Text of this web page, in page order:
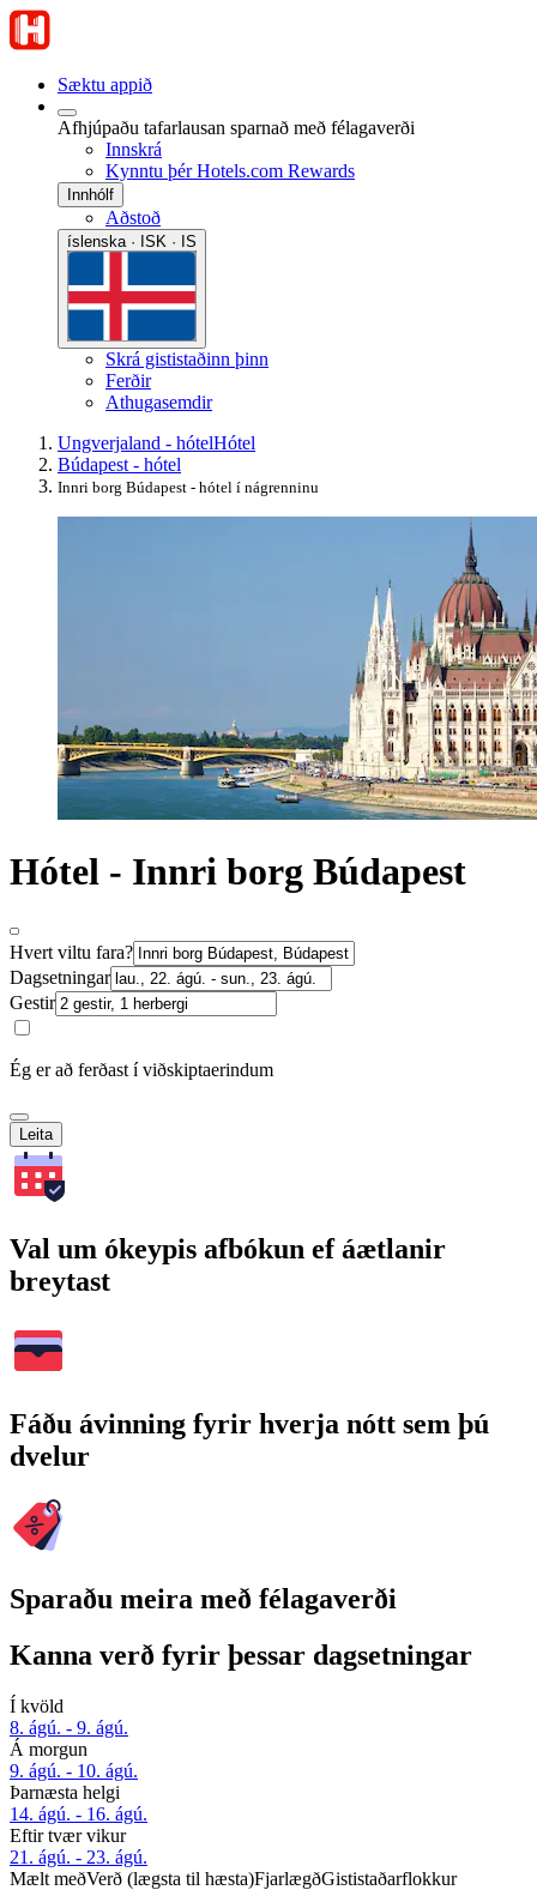
Sæktu appið
Afhjúpaðu tafarlausan sparnað með félagaverði
Innskrá
Kynntu þér Hotels.com Rewards
Innhólf
Aðstoð
íslenska · ISK · IS
Skrá gististaðinn þinn
Ferðir
Athugasemdir
Ungverjaland - hótelHótel
Búdapest - hótel
Innri borg Búdapest - hótel í nágrenninu
Hótel - Innri borg Búdapest
Hvert viltu fara?
Dagsetningar
Gestir
Ég er að ferðast í viðskiptaerindum
Leita
Val um ókeypis afbókun ef áætlanir
breytast
Fáðu ávinning fyrir hverja nótt sem þú
dvelur
Sparaðu meira með félagaverði
Kanna verð fyrir þessar dagsetningar
Í kvöld
8. ágú. - 9. ágú.
Á morgun
9. ágú. - 10. ágú.
Þarnæsta helgi
14. ágú. - 16. ágú.
Eftir tvær vikur
21. ágú. - 23. ágú.
Mælt meðVerð (lægsta til hæsta)FjarlægðGististaðarflokkur